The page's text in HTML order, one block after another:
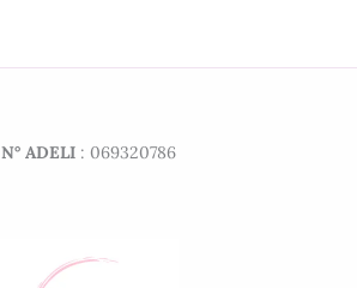
N° ADELI : 069320786